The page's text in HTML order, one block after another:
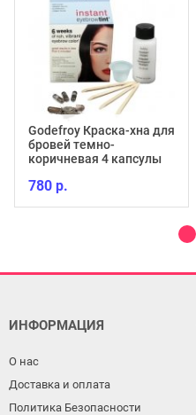
Godefroy Краска-хна для
бровей темно-
коричневая 4 капсулы
780 р.
ИНФОРМАЦИЯ
О нас
Доставка и оплата
Политика Безопасности